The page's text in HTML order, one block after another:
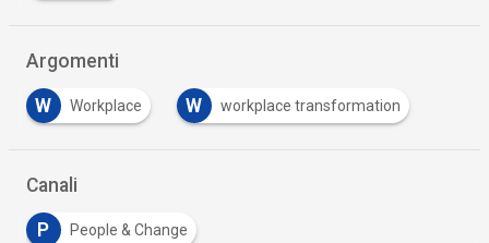
Argomenti
W Workplace W workplace transformation
Canali
P People & Change